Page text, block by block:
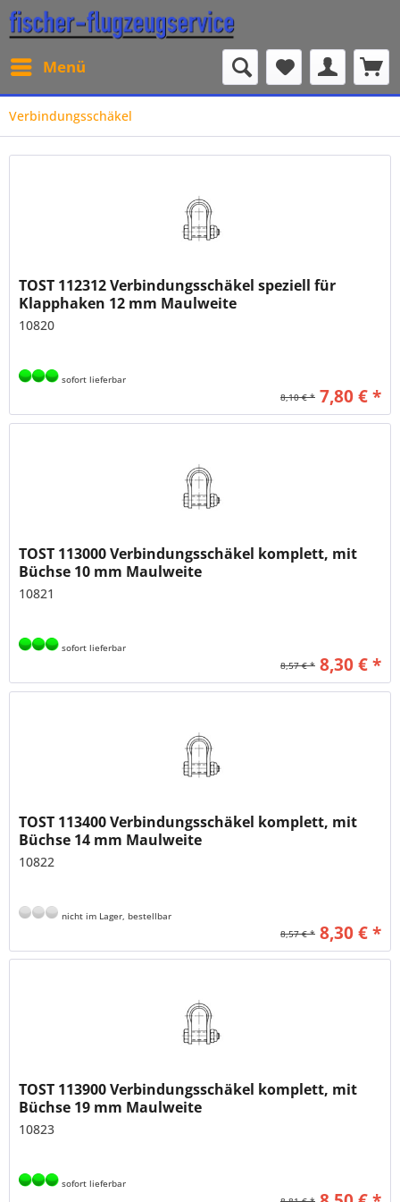
Menü
Verbindungsschäkel
TOST 112312 Verbindungsschäkel speziell für
Klapphaken 12 mm Maulweite
10820
sofort lieferbar
8,10 € * 7,80 € *
TOST 113000 Verbindungsschäkel komplett, mit
Büchse 10 mm Maulweite
10821
sofort lieferbar
8,57 € * 8,30 € *
TOST 113400 Verbindungsschäkel komplett, mit
Büchse 14 mm Maulweite
10822
nicht im Lager, bestellbar
8,57 € * 8,30 € *
TOST 113900 Verbindungsschäkel komplett, mit
Büchse 19 mm Maulweite
10823
sofort lieferbar